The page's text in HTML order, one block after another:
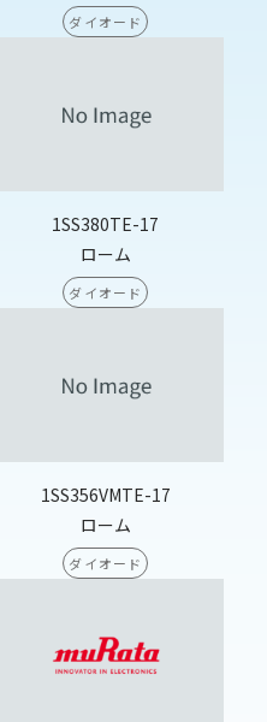
ダイオード
1SS380TE-17
ローム
ダイオード
1SS356VMTE-17
ローム
ダイオード